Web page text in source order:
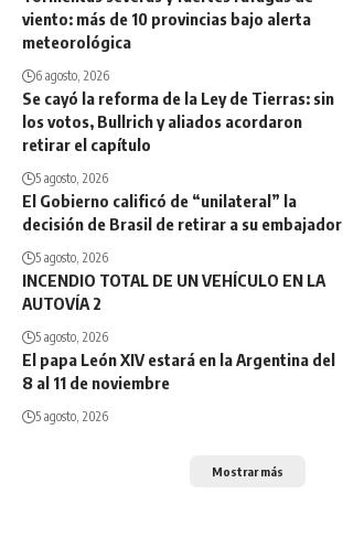
viento: más de 10 provincias bajo alerta
meteorológica
6 agosto, 2026
Se cayó la reforma de la Ley de Tierras: sin
los votos, Bullrich y aliados acordaron
retirar el capítulo
5 agosto, 2026
El Gobierno calificó de “unilateral” la
decisión de Brasil de retirar a su embajador
5 agosto, 2026
INCENDIO TOTAL DE UN VEHÍCULO EN LA
AUTOVÍA 2
5 agosto, 2026
El papa León XIV estará en la Argentina del
8 al 11 de noviembre
5 agosto, 2026
Mostrar más